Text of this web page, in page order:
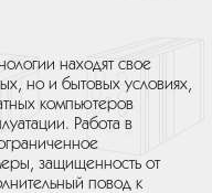
находят свое
но и бытовых условиях,
компьютеров
Работа в
защищенность от
повод к